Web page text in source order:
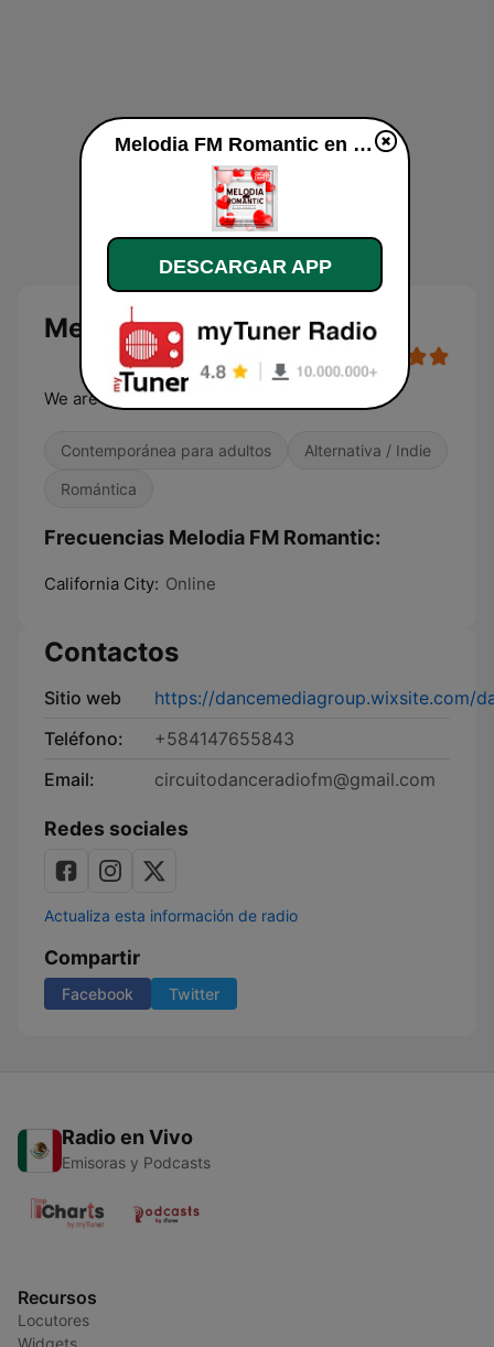
Melodia FM Romantic
We are Romantics
Contemporánea para adultos Alternativa / Indie
Romántica
Frecuencias Melodia FM Romantic:
California City: Online
Contactos
Sitio web
https://dancemediagroup.wixsite.com/
Teléfono:
+584147655843
Email:
circuitodanceradiofm@gmail.com
Redes sociales
Actualiza esta información de radio
Compartir
Facebook Twitter
Radio en Vivo
Emisoras y Podcasts
Recursos
Locutores
Widgets
Melodia FM Romantic en vivo
DESCARGAR APP